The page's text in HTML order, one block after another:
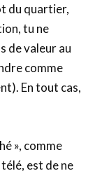
du quartier,
tu ne
de valeur au
comme
En tout cas,
», comme
est de ne